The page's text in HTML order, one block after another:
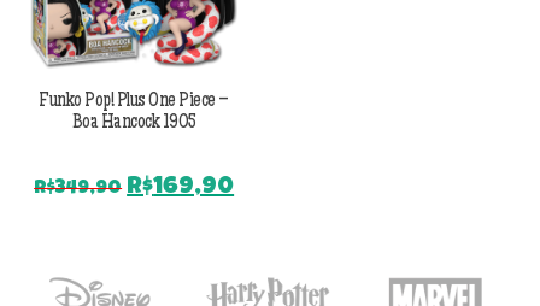
Funko Pop! Plus One Piece –
Boa Hancock 1905
R$349,90 O
R$349,90.
R$169,90O
R$169,90.